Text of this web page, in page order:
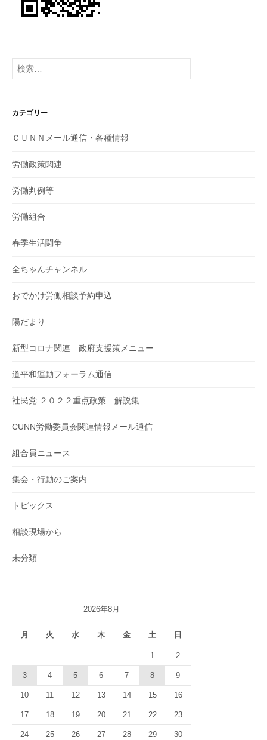
検
索:
カテゴリー
ＣＵＮＮメール通信・各種情報
労働政策関連
労働判例等
労働組合
春季生活闘争
全ちゃんチャンネル
おでかけ労働相談予約申込
陽だまり
新型コロナ関連 政府支援策メニュー
道平和運動フォーラム通信
社民党 ２０２２重点政策 解説集
CUNN労働委員会関連情報メール通信
組合員ニュース
集会・行動のご案内
トピックス
相談現場から
未分類
2026年8月
月 火 水 木 金 土 日
1 2
3 4 5 6 7 8 9
10 11 12 13 14 15 16
17 18 19 20 21 22 23
24 25 26 27 28 29 30